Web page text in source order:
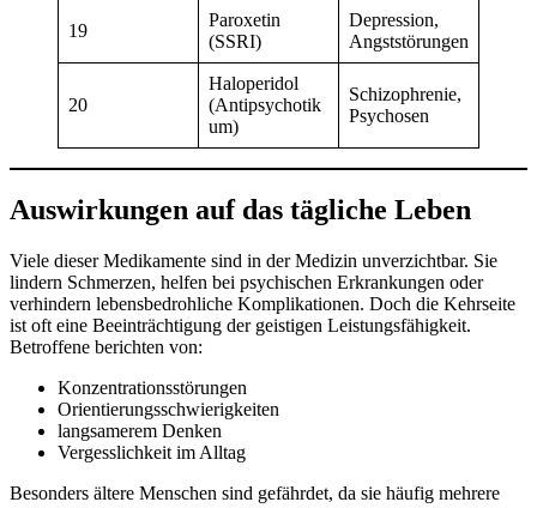
19
Paroxetin
(SSRI)
Depression,
Angststörungen
20
Haloperidol
(Antipsychotik
um)
Schizophrenie,
Psychosen
Auswirkungen auf das tägliche Leben
Viele dieser Medikamente sind in der Medizin unverzichtbar. Sie
lindern Schmerzen, helfen bei psychischen Erkrankungen oder
verhindern lebensbedrohliche Komplikationen. Doch die Kehrseite
ist oft eine Beeinträchtigung der geistigen Leistungsfähigkeit.
Betroffene berichten von:
Konzentrationsstörungen
Orientierungsschwierigkeiten
langsamerem Denken
Vergesslichkeit im Alltag
Besonders ältere Menschen sind gefährdet, da sie häufig mehrere